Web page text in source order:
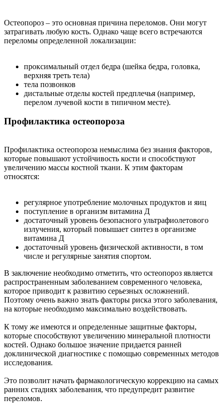
Остеопороз – это основная причина переломов. Они могут
затрагивать любую кость. Однако чаще всего встречаются
переломы определенной локализации:
проксимальный отдел бедра (шейка бедра, головка,
верхняя треть тела)
тела позвонков
дистальные отделы костей предплечья (например,
перелом лучевой кости в типичном месте).
Профилактика остеопороза
Профилактика остеопороза немыслима без знания факторов,
которые повышают устойчивость кости и способствуют
увеличению массы костной ткани. К этим факторам
относятся:
регулярное употребление молочных продуктов и яиц
поступление в организм витамина Д
достаточный уровень безопасного ультрафиолетового
излучения, который повышает синтез в организме
витамина Д
достаточный уровень физической активности, в том
числе и регулярные занятия спортом.
В заключение необходимо отметить, что остеопороз является
распространенным заболеванием современного человека,
которое приводит к развитию серьезных осложнений.
Поэтому очень важно знать факторы риска этого заболевания,
на которые необходимо максимально воздействовать.
К тому же имеются и определенные защитные факторы,
которые способствуют увеличению минеральной плотности
костей. Однако большое значение придается ранней
доклинической диагностике с помощью современных методов
исследования.
Это позволит начать фармакологическую коррекцию на самых
ранних стадиях заболевания, что предупредит развитие
переломов.